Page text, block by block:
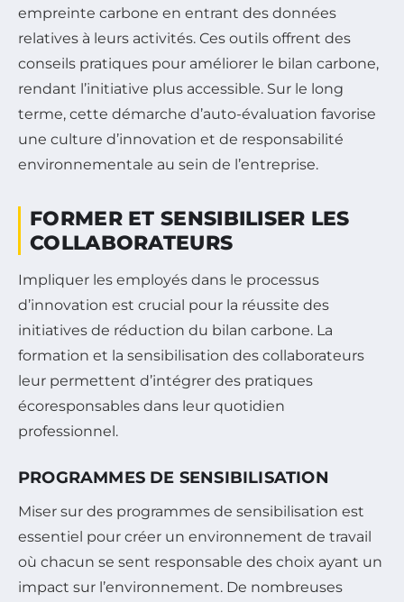
empreinte carbone en entrant des données
relatives à leurs activités. Ces outils offrent des
conseils pratiques pour améliorer le bilan carbone,
rendant l’initiative plus accessible. Sur le long
terme, cette démarche d’auto-évaluation favorise
une culture d’innovation et de responsabilité
environnementale au sein de l’entreprise.
FORMER ET SENSIBILISER LES
COLLABORATEURS
Impliquer les employés dans le processus
d’innovation est crucial pour la réussite des
initiatives de réduction du bilan carbone. La
formation et la sensibilisation des collaborateurs
leur permettent d’intégrer des pratiques
écoresponsables dans leur quotidien
professionnel.
PROGRAMMES DE SENSIBILISATION
Miser sur des programmes de sensibilisation est
essentiel pour créer un environnement de travail
où chacun se sent responsable des choix ayant un
impact sur l’environnement. De nombreuses